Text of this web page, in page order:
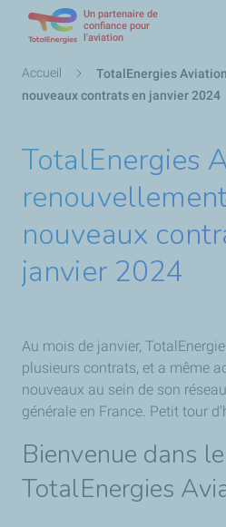
Un partenaire de
confiance pour
l'aviation
Fil
d'Ariane
Accueil
TotalEnergies
nouveaux contrats en janvier 2024
TotalEnergies
nouveaux
janvier 2024
Au mois de janvier,
plusieurs contrats, et a même
nouveaux au sein de son
générale en France. Petit tour
Bienvenue dans
TotalEnergies